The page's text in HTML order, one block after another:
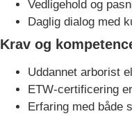
Vedligehold og
Daglig dialog med
Krav og
Uddannet arborist
ETW-certificering
Erfaring med både